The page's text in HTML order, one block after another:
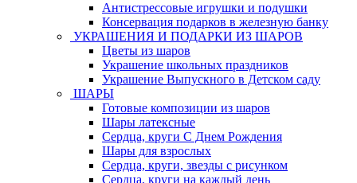
Антистрессовые игрушки и подушки
Консервация подарков в железную банку
УКРАШЕНИЯ И ПОДАРКИ ИЗ ШАРОВ
Цветы из шаров
Украшение школьных праздников
Украшение Выпускного в Детском саду
ШАРЫ
Готовые композиции из шаров
Шары латексные
Сердца, круги С Днем Рождения
Шары для взрослых
Сердца, круги, звезды с рисунком
Сердца, круги на каждый день